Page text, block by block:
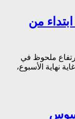
من
ملحوظ في
نهاية الأسبوع،